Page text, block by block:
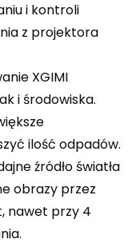
i kontroli
z projektora
XGIMI
i środowiska.
ilość odpadów.
źródło światła
obrazy przez
nawet przy 4